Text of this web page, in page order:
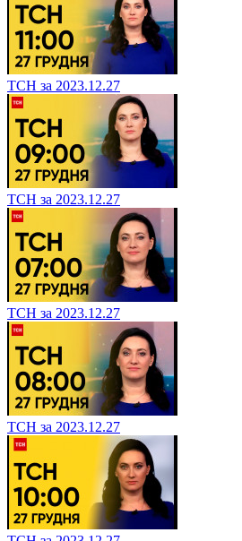
ТСН за 2023.12.27
ТСН за 2023.12.27
ТСН за 2023.12.27
ТСН за 2023.12.27